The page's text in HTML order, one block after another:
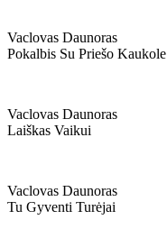
Vaclovas Daunoras
Pokalbis Su Priešo Kaukole
Vaclovas Daunoras
Laiškas Vaikui
Vaclovas Daunoras
Tu Gyventi Turėjai